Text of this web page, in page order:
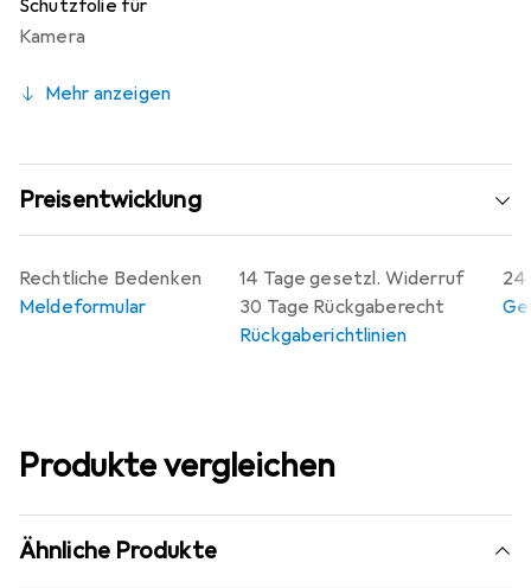
Laserschnitt-Technik, die eine passgenaue Anpassung an
das Display gewährleistet.
Schutzfolie für
Kamera
Mehr anzeigen
Preisentwicklung
14 Tage gesetzl. Widerruf
30 Tage Rückgaberecht
Rückgaberichtlinien
24
Rechtliche Bedenken
Meldeformular
Produkte vergleichen
Ähnliche Produkte